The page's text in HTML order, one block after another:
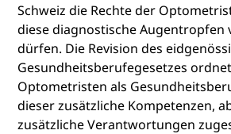
Schweiz die Rechte der
diese diagnostische Augentropfen
dürfen. Die Revision des
Gesundheitsberufegesetzes
Optometristen als
dieser zusätzliche Kompetenzen,
zusätzliche Verantwortungen